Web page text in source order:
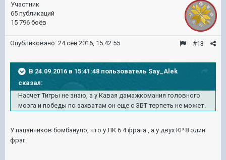
Участник
65 публикаций
15 796 боёв
#13
Опубликовано: 24 сен 2016, 15:42:55
В 24.09.2016 в 15:41:48 пользователь Say_Alek
сказал:
Насчет Тигры не знаю, а у Кавая дамажкомания головного
мозга и победы по захватам он еще с ЗБТ терпеть не может.
У пацанчиков бомбануло, что у ЛК 6 4 фрага , а у двух КР 8 один
фраг.